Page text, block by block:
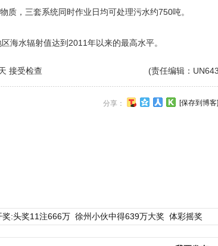
，三套系统同时作业日均可处理污水约750吨。
水辐射值达到2011年以来的最高水平。
(责任编辑：
接受检查
分享： [保存到博客]
:头奖11注666万 徐州小伙中得639万大奖 体彩摇奖